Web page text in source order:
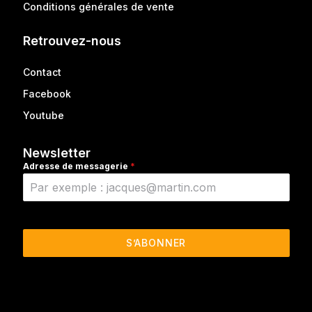
Conditions générales de vente
Retrouvez-nous
Contact
Facebook
Youtube
Newsletter
Adresse de messagerie *
S’ABONNER